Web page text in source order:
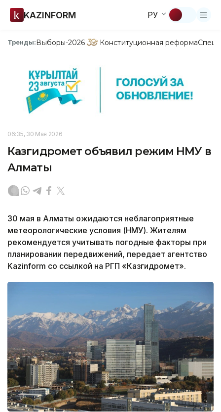
KAZINFORM РУ
Тренды:Выборы-2026 Конституционная реформа
06:35, 30 Мая 2026
Казгидромет объявил режим НМУ в
Алматы
30 мая в Алматы ожидаются неблагоприятные
метеорологические условия (НМУ). Жителям
рекомендуется учитывать погодные факторы при
планировании передвижений, передает агентство
Kazinform со ссылкой на РГП «Казгидромет».